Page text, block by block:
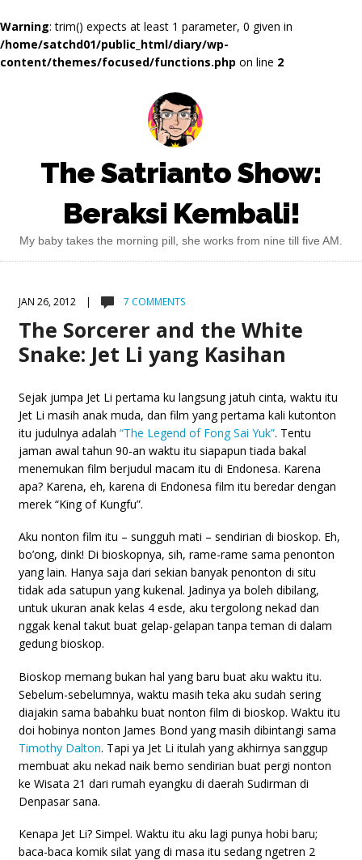
Warning: trim() expects at least 1 parameter, 0 given in
/home/satchd01/public_html/diary/wp-
content/themes/focused/functions.php on line 2
The Satrianto Show:
Beraksi Kembali!
My baby takes the morning pill, she works from nine till five AM.
JAN 26, 2012 | 7 COMMENTS
The Sorcerer and the White
Snake: Jet Li yang Kasihan
Sejak jumpa Jet Li pertama ku langsung jatuh cinta, waktu itu
Jet Li masih anak muda, dan film yang pertama kali kutonton
itu judulnya adalah “The Legend of Fong Sai Yuk”. Tentu
jaman awal tahun 90-an waktu itu siapapun tiada bakal
menemukan film berjudul macam itu di Endonesa. Karena
apa? Karena, eh, karena di Endonesa film itu beredar dengan
merek “King of Kungfu”.
Aku nonton film itu – sungguh mati – sendirian di bioskop. Eh,
bo’ong, dink! Di bioskopnya, sih, rame-rame sama penonton
yang lain. Hanya saja dari sekian banyak penonton di situ
tidak ada satupun yang kukenal. Jadinya ya boleh dibilang,
untuk ukuran anak kelas 4 esde, aku tergolong nekad dan
nggak kenal takut buat gelap-gelapan tanpa teman di dalam
gedung bioskop.
Bioskop memang bukan hal yang baru buat aku waktu itu.
Sebelum-sebelumnya, waktu masih teka aku sudah sering
diajakin sama babahku buat nonton film di bioskop. Waktu itu
doi hobinya nonton James Bond yang masih dibintangi sama
Timothy Dalton. Tapi ya Jet Li itulah yang akhirnya sanggup
membuat aku nekad naik bemo sendirian buat pergi nonton
ke Wisata 21 dari rumah eyangku di daerah Sudirman di
Denpasar sana.
Kenapa Jet Li? Simpel. Waktu itu aku lagi punya hobi baru;
baca-baca komik silat yang di masa itu sedang ngetren 2